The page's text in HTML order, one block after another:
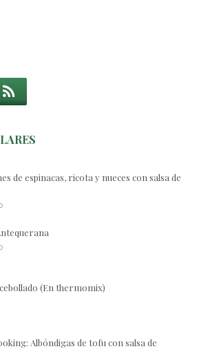
de espinacas, ricota y nueces con salsa de
(En thermomix)
Albóndigas de tofu con salsa de